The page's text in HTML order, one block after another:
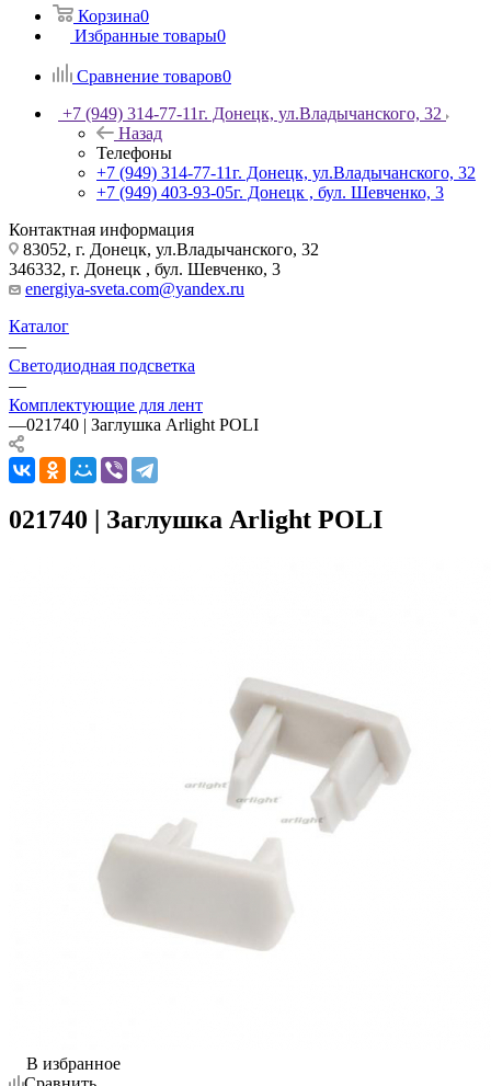
Корзина0
Избранные товары0
Сравнение товаров0
+7 (949) 314-77-11г. Донецк, ул.Владычанского, 32
Назад
Телефоны
+7 (949) 314-77-11г. Донецк, ул.Владычанского, 32
+7 (949) 403-93-05г. Донецк , бул. Шевченко, 3
Контактная информация
83052, г. Донецк, ул.Владычанского, 32
346332, г. Донецк , бул. Шевченко, 3
energiya-sveta.com@yandex.ru
Каталог
—
Светодиодная подсветка
—
Комплектующие для лент
—021740 | Заглушка Arlight POLI
021740 | Заглушка Arlight POLI
В избранное